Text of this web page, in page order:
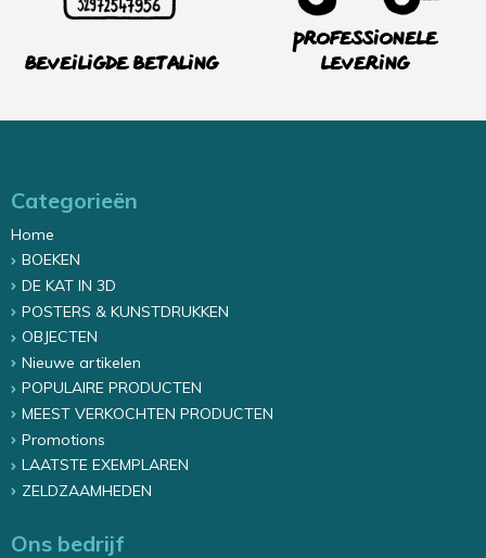
Beveiligde betaling
Professionele
levering
Categorieën
Home
BOEKEN
DE KAT IN 3D
POSTERS & KUNSTDRUKKEN
OBJECTEN
Nieuwe artikelen
POPULAIRE PRODUCTEN
MEEST VERKOCHTEN PRODUCTEN
Promotions
LAATSTE EXEMPLAREN
ZELDZAAMHEDEN
Ons bedrijf